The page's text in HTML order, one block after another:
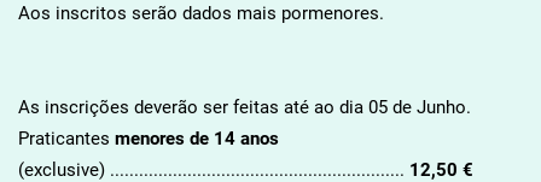
Aos inscritos serão dados mais pormenores.
As inscrições deverão ser feitas até ao dia 05 de Junho.
Praticantes menores de 14 anos
(exclusive) ............................................................. 12,50 €